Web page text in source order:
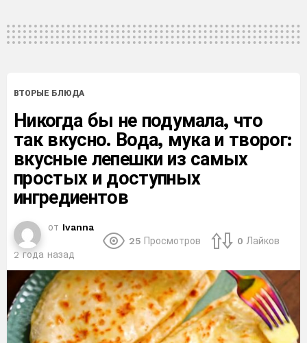
ВТОРЫЕ БЛЮДА
Никогда бы не подумала, что
так вкусно. Вода, мука и творог:
вкусные лепешки из самых
простых и доступных
ингредиентов
от Ivanna
2 года назад
25 Просмотров 0 Лайков